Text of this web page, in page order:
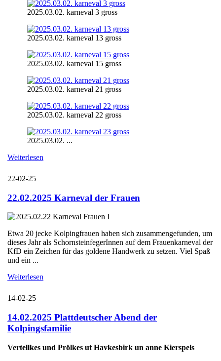
2025.03.02. karneval 3 gross
2025.03.02. karneval 13 gross
2025.03.02. karneval 15 gross
2025.03.02. karneval 21 gross
2025.03.02. karneval 22 gross
2025.03.02. ...
Weiterlesen
22-02-25
22.02.2025 Karneval der Frauen
Etwa 20 jecke Kolpingfrauen haben sich zusammengefunden, um
dieses Jahr als SchornsteinfegerInnen auf dem Frauenkarneval der
KfD ein Zeichen für das goldene Handwerk zu setzen. Viel Spaß
und ein ...
Weiterlesen
14-02-25
14.02.2025 Plattdeutscher Abend der
Kolpingsfamilie
Vertellkes und Prölkes ut Havkesbirk un anne Kierspels